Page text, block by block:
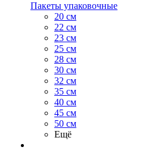
Пакеты упаковочные
20 см
22 см
23 см
25 см
28 см
30 см
32 см
35 см
40 см
45 см
50 см
Ещё